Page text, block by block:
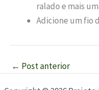
ralado e mais
Adicione um fio
← Post anterior